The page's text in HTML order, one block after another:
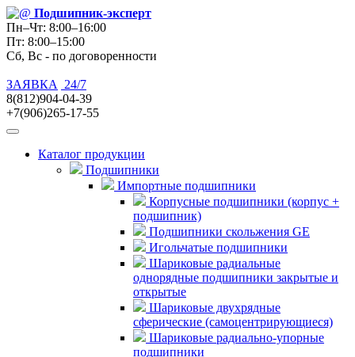
Подшипник-эксперт
Пн–Чт: 8:00–16:00
Пт: 8:00–15:00
Сб, Вс - по договоренности
ЗАЯВКА
24/7
8(812)904-04-39
+7(906)265-17-55
Каталог продукции
Подшипники
Импортные подшипники
Корпусные подшипники (корпус +
подшипник)
Подшипники скольжения GE
Игольчатые подшипники
Шариковые радиальные
однорядные подшипники закрытые и
открытые
Шариковые двухрядные
сферические (самоцентрирующиеся)
Шариковые радиально-упорные
подшипники